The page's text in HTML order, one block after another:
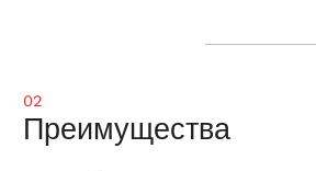
02
Преимущества